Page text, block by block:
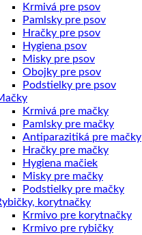
Krmivá pre psov
Pamlsky pre psov
Hračky pre psov
Hygiena psov
Misky pre psov
Obojky pre psov
Podstielky pre psov
Krmivá pre mačky
Pamlsky pre mačky
Antiparazitiká pre mačky
Hračky pre mačky
Hygiena mačiek
Misky pre mačky
Podstielky pre mačky
korytnačky
Krmivo pre korytnačky
Krmivo pre rybičky